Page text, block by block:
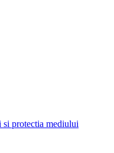
protectia mediului